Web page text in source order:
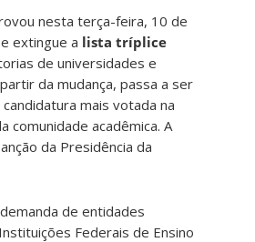
nesta terça-feira, 10 de
extingue a lista tríplice
de universidades e
da mudança, passa a ser
mais votada na
comunidade acadêmica. A
da Presidência da
de entidades
Federais de Ensino